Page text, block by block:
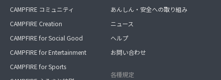
CAMPFIRE コミュニティ
CAMPFIRE Creation
CAMPFIRE for Social Good
CAMPFIRE for Entertainment
CAMPFIRE for Sports
あんしん・安全への取り組み
ニュース
ヘルプ
お問い合わせ
各種規定